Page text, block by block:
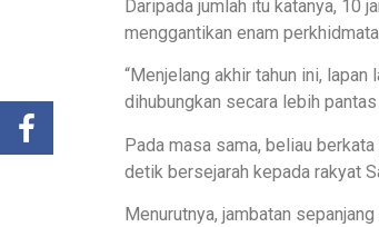
Daripada jumlah itu katanya, 10
menggantikan enam
“Menjelang akhir tahun ini,
dihubungkan secara lebih
Pada masa sama, beliau
detik bersejarah kepada rakyat
Menurutnya, jambatan